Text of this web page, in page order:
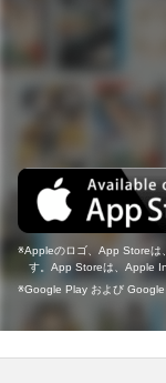
Appleのロゴ、App Storeは
す。App Storeは、Apple
Google Play および Google